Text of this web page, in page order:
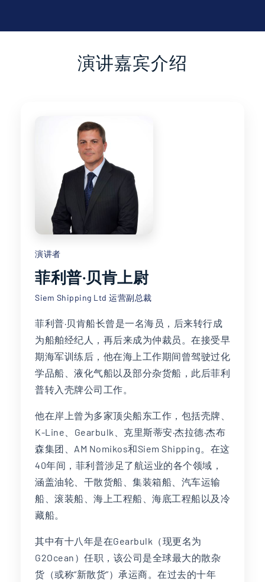
演讲嘉宾介绍
演讲者
菲利普·贝肯上尉
Siem Shipping Ltd 运营副总裁
菲利普·贝肯船长曾是一名海员，后来转行成
为船舶经纪人，再后来成为仲裁员。在接受早
期海军训练后，他在海上工作期间曾驾驶过化
学品船、液化气船以及部分杂货船，此后菲利
普转入壳牌公司工作。
他在岸上曾为多家顶尖船东工作，包括壳牌、
K-Line、Gearbulk、克里斯蒂安·杰拉德·杰布
森集团、AM Nomikos和Siem Shipping。在这
40年间，菲利普涉足了航运业的各个领域，
涵盖油轮、干散货船、集装箱船、汽车运输
船、滚装船、海上工程船、海底工程船以及冷
藏船。
其中有十八年是在Gearbulk（现更名为
G2Ocean）任职，该公司是全球最大的散杂
货（或称“新散货”）承运商。在过去的十年